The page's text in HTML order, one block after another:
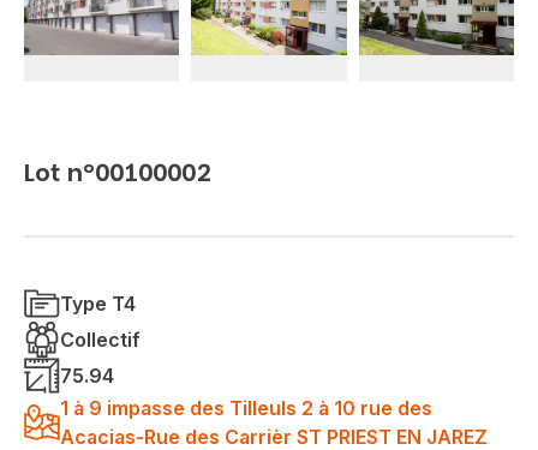
Lot n°00100002
Type T4
Collectif
75.94
1 à 9 impasse des Tilleuls 2 à 10 rue des
Acacias-Rue des Carrièr ST PRIEST EN JAREZ